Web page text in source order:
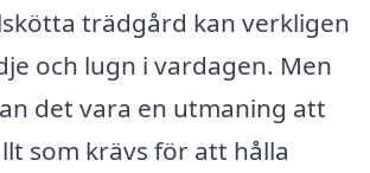
trädgård kan verkligen
och lugn i vardagen. Men
det vara en utmaning att
som krävs för att hålla